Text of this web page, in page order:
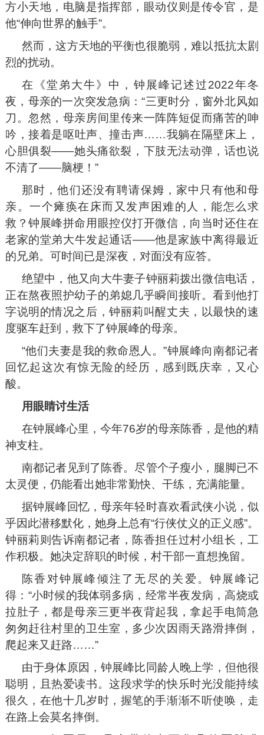
方小天地，电脑是指挥部，眼动仪则是传令官，是
他“伸向世界的触手”。
然而，这方天地的平衡也很脆弱，难以抵抗太剧
烈的扰动。
在《堂弟大牛》中，钟展峰记述过2022年冬
夜，母亲的一次突发急病：“三更时分，窗外北风如
刀。忽然，母亲房间里传来一阵阵短促而痛苦的呻
吟，接着是呕吐声、撞击声……我躺在隔壁床上，
心胆俱裂——她头痛欲裂，下肢无法动弹，话也说
不清了——脑梗！”
那时，他们还没有聘请保姆，家中只有他和母
亲。一个瘫痪在床而又发声困难的人，能怎么求
救？钟展峰拼命用眼控仪打开微信，向当时还住在
老家的堂弟大牛发起通话——他是家族中离得最近
的兄弟。可时间已是深夜，对面没有应答。
绝望中，他又向大牛妻子钟丽莉拨出微信电话，
正在熬夜照护幼子的弟媳几乎瞬间接听。看到他打
字说明的情况之后，钟丽莉叫醒丈夫，以最快的速
度驱车赶到，救下了钟展峰的母亲。
“他们夫妻是我的救命恩人。”钟展峰向南都记者
回忆起这次有惊无险的经历，感到既庆幸，又心
酸。
用眼睛讨生活
在钟展峰心里，今年76岁的母亲陈香，是他的精
神支柱。
南都记者见到了陈香。尽管个子瘦小，腿脚已不
太灵便，仍能看出她非常勤快、干练，充满能量。
据钟展峰回忆，母亲年轻时喜欢看武侠小说，似
乎因此潜移默化，她身上总有“行侠仗义的正义感”。
钟丽莉则告诉南都记者，陈香担任过村小组长，工
作积极。她决定辞职的时候，村干部一直想挽留。
陈香对钟展峰倾注了无尽的关爱。钟展峰记
得：“小时候的我体弱多病，经常半夜发病，高烧或
拉肚子，都是母亲三更半夜背起我，拿起手电筒急
匆匆赶往村里的卫生室，多少次因雨天路滑摔倒，
爬起来又赶路……”
由于身体原因，钟展峰比同龄人晚上学，但他很
聪明，且热爱读书。这段求学的快乐时光没能持续
很久，在他十几岁时，握笔的手渐渐不听使唤，走
在路上会莫名摔倒。